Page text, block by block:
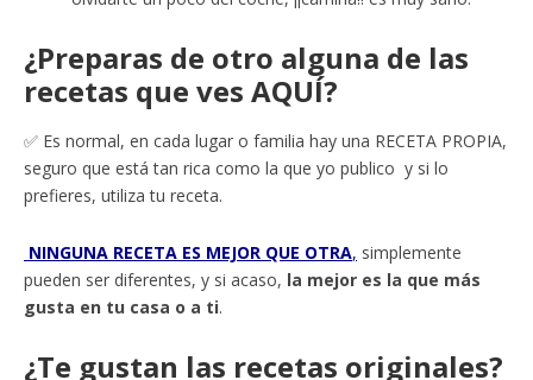
¿Preparas de otro alguna de las
recetas que ves AQUÍ?
✅ Es normal, en cada lugar o familia hay una RECETA PROPIA,
seguro que está tan rica como la que yo publico y si lo
prefieres, utiliza tu receta.
NINGUNA RECETA ES MEJOR QUE OTRA, simplemente
pueden ser diferentes, y si acaso, la mejor es la que más
gusta en tu casa o a ti.
¿Te gustan las recetas originales?